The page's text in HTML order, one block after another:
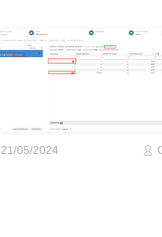
21/05/2024